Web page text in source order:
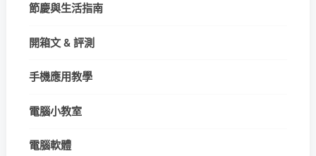
節慶與生活指南
開箱文 & 評測
手機應用教學
電腦小教室
電腦軟體